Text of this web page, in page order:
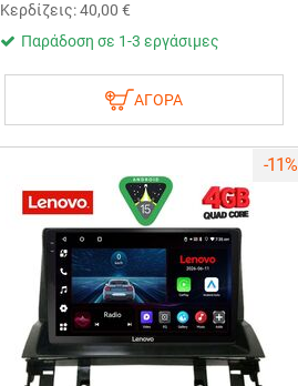
Κερδίζεις:40,00 €
Παράδοση σε 1-3 εργάσιμες
ΑΓΟΡΑ
-11%